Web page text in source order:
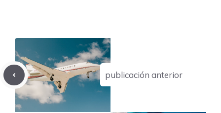
publicación anterior